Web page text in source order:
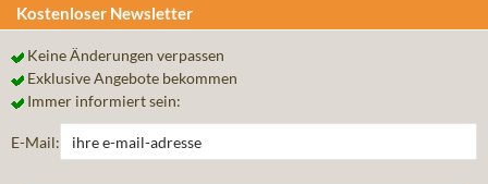
Kostenloser Newsletter
Keine Änderungen verpassen
Exklusive Angebote bekommen
Immer informiert sein:
E-Mail: